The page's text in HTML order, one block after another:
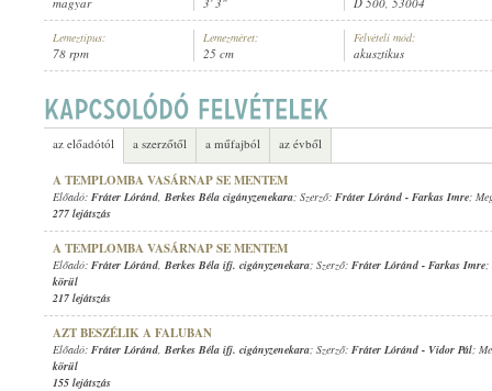
FRÁTER LÓRÁND BERKES BÉLA IFJ. CIGÁNYZENEKARA
Lemeztípus:
78 rpm
Lemezméret:
25 cm
Felvételi mód:
akusztikus
az előadótól a szerzőtől a műfajból az évből
A TEMPLOMBA VASÁRNAP SE MENTEM
Előadó: Fráter Lóránd, Berkes Béla cigányzenekara; Szerző: Fráter Lóránd - Farkas Imre;
277 lejátszás
A TEMPLOMBA VASÁRNAP SE MENTEM
Előadó: Fráter Lóránd, Berkes Béla ifj. cigányzenekara; Szerző: Fráter Lóránd - Farkas Imre;
körül
217 lejátszás
AZT BESZÉLIK A FALUBAN
Előadó: Fráter Lóránd, Berkes Béla ifj. cigányzenekara; Szerző: Fráter Lóránd - Vidor Pál;
körül
155 lejátszás